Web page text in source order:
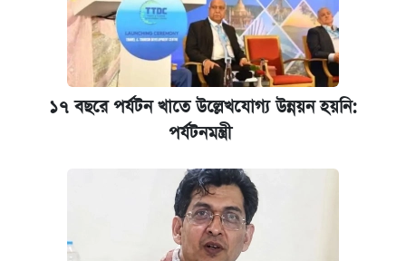
১৭ বছরে পর্যটন খাতে উল্লেখযোগ্য উন্নয়ন হয়নি:
পর্যটনমন্ত্রী